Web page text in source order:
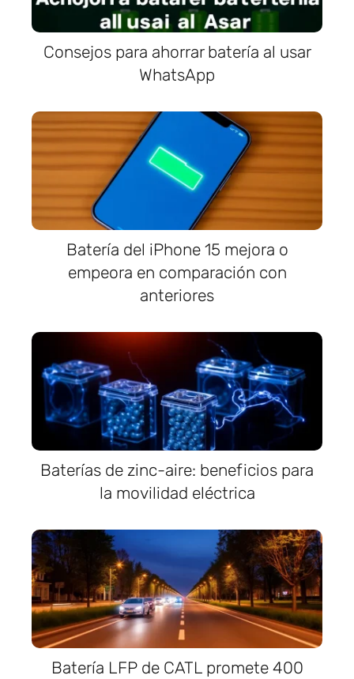
Consejos para ahorrar batería al usar
WhatsApp
Batería del iPhone 15 mejora o
empeora en comparación con
anteriores
Baterías de zinc-aire: beneficios para
la movilidad eléctrica
Batería LFP de CATL promete 400